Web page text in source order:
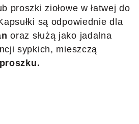
proszki ziołowe w łatwej do
są odpowiednie dla
oraz służą jako jadalna
sypkich, mieszczą